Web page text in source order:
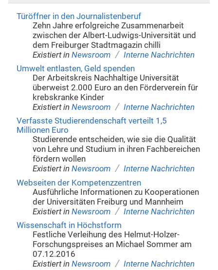
Türöffner in den Journalistenberuf
Zehn Jahre erfolgreiche Zusammenarbeit
zwischen der Albert-Ludwigs-Universität und
dem Freiburger Stadtmagazin chilli
Existiert in Newsroom / Interne Nachrichten
Umwelt entlasten, Geld spenden
Der Arbeitskreis Nachhaltige Universität
überweist 2.000 Euro an den Förderverein für
krebskranke Kinder
Existiert in Newsroom / Interne Nachrichten
Verfasste Studierendenschaft verteilt 1,5
Millionen Euro
Studierende entscheiden, wie sie die Qualität
von Lehre und Studium in ihren Fachbereichen
fördern wollen
Existiert in Newsroom / Interne Nachrichten
Webseiten der Kompetenzzentren
Ausführliche Informationen zu Kooperationen
der Universitäten Freiburg und Mannheim
Existiert in Newsroom / Interne Nachrichten
Wissenschaft in Höchstform
Festliche Verleihung des Helmut-Holzer-
Forschungspreises an Michael Sommer am
07.12.2016
Existiert in Newsroom / Interne Nachrichten